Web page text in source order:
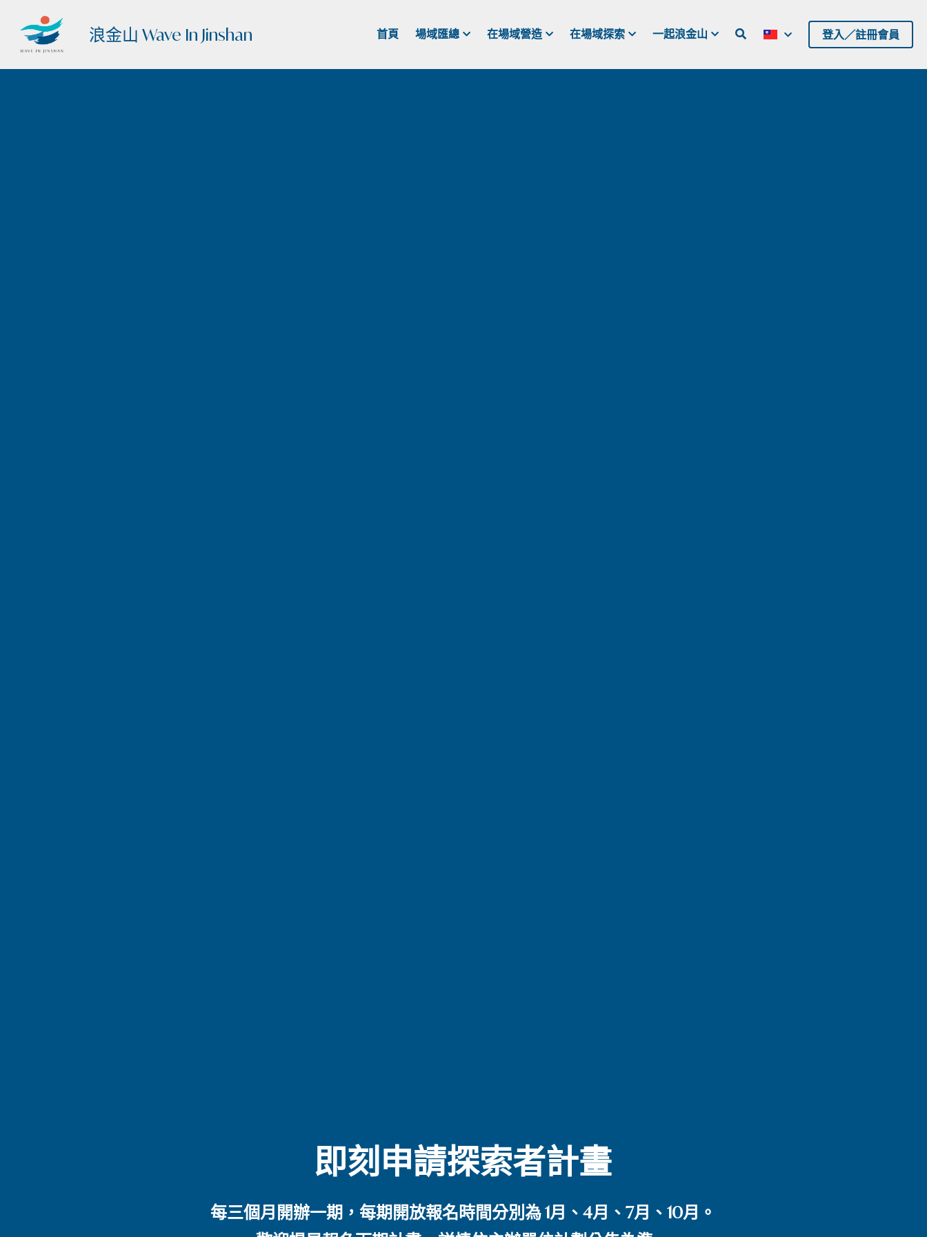
浪金山 Wave In Jinshan 首頁 場域匯總 在場域營造 在場域探索 一起浪金山 登入／註冊會員
即刻申請探索者計畫
每三個月開辦一期，每期開放報名時間分別為 1月、4月、7月、10月。